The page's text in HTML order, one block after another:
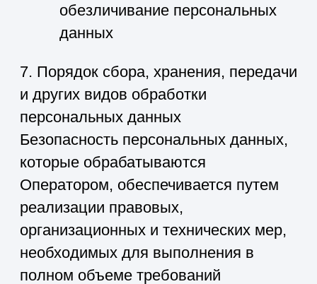
юридического лица.
9. Трансграничная передача
9.1. Оператор не осуществляет
трансграничную передачу
персональных данных.
10. Конфиденциальность
Оператор и иные лица, получившие
доступ к персональным данным,
лицам и не распространять
персональные данные без согласия
субъекта персональных данных, если